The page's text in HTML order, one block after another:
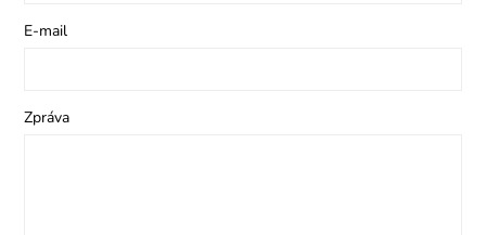
E-mail
Zpráva